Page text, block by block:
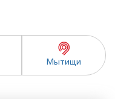
Мытищи